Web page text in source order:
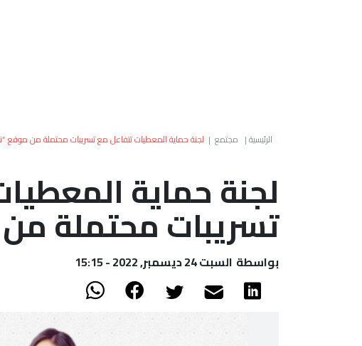
الرئيسية| مجتمع | لجنة حماية المعطيات تتفاعل مع تسريبات محتملة من موقع
لجنة حماية
تسريبات محتملة
بواسطة السبت 24 ديسمبر, 2022 - 15:15